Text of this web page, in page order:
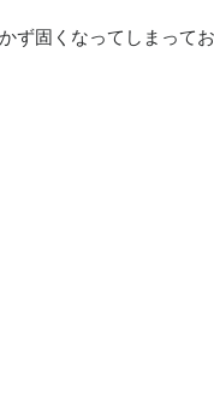
ず固くなってしまって